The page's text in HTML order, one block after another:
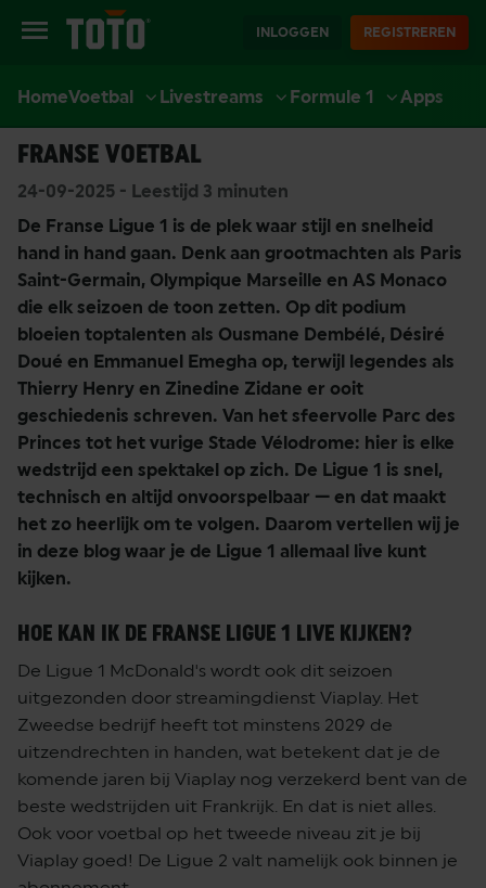
INLOGGEN REGISTREREN
HomeVoetbal Livestreams Formule 1 Apps
FRANSE VOETBAL
24-09-2025 - Leestijd 3 minuten
De Franse Ligue 1 is de plek waar stijl en snelheid
hand in hand gaan. Denk aan grootmachten als Paris
Saint-Germain, Olympique Marseille en AS Monaco
die elk seizoen de toon zetten. Op dit podium
bloeien toptalenten als Ousmane Dembélé, Désiré
Doué en Emmanuel Emegha op, terwijl legendes als
Thierry Henry en Zinedine Zidane er ooit
geschiedenis schreven. Van het sfeervolle Parc des
Princes tot het vurige Stade Vélodrome: hier is elke
wedstrijd een spektakel op zich. De Ligue 1 is snel,
technisch en altijd onvoorspelbaar — en dat maakt
het zo heerlijk om te volgen. Daarom vertellen wij je
in deze blog waar je de Ligue 1 allemaal live kunt
kijken.
HOE KAN IK DE FRANSE LIGUE 1 LIVE KIJKEN?
De Ligue 1 McDonald's wordt ook dit seizoen
uitgezonden door streamingdienst Viaplay. Het
Zweedse bedrijf heeft tot minstens 2029 de
uitzendrechten in handen, wat betekent dat je de
komende jaren bij Viaplay nog verzekerd bent van de
beste wedstrijden uit Frankrijk. En dat is niet alles.
Ook voor voetbal op het tweede niveau zit je bij
Viaplay goed! De Ligue 2 valt namelijk ook binnen je